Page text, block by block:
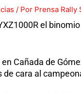
/ Por Prensa Rally
el
Cañada de
cara al